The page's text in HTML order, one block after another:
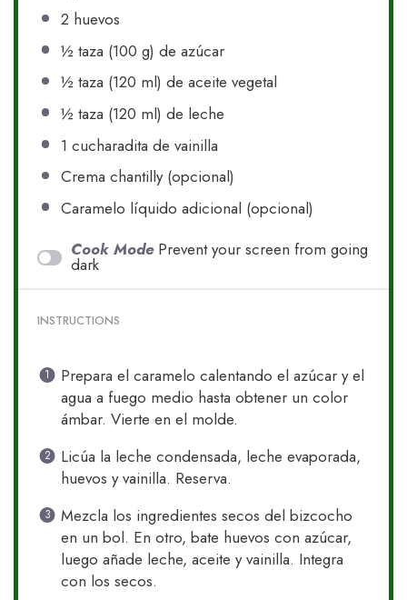
2 huevos
½taza (100 g) de azúcar
½taza (120 ml) de aceite vegetal
½taza (120 ml) de leche
1 cucharadita de vainilla
Crema chantilly (opcional)
Caramelo líquido adicional (opcional)
Cook Mode Prevent your screen from going
dark
INSTRUCTIONS
Prepara el caramelo calentando el azúcar y el
agua a fuego medio hasta obtener un color
ámbar. Vierte en el molde.
Licúa la leche condensada, leche evaporada,
huevos y vainilla. Reserva.
Mezcla los ingredientes secos del bizcocho
en un bol. En otro, bate huevos con azúcar,
luego añade leche, aceite y vainilla. Integra
con los secos.